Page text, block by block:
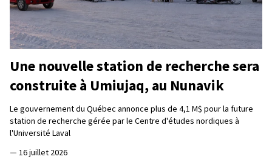
Une nouvelle station de recherche sera
construite à Umiujaq, au Nunavik
Le gouvernement du Québec annonce plus de 4,1 M$ pour la future
station de recherche gérée par le Centre d'études nordiques à
l'Université Laval
— 16 juillet 2026